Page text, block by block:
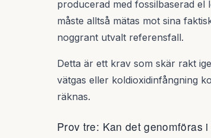
producerad med fossilbaserad el
måste alltså mätas mot sina
noggrant utvalt referensfall.
Detta är ett krav som skär rakt
vätgas eller koldioxidinfångning
räknas.
Prov tre: Kan det genomföras